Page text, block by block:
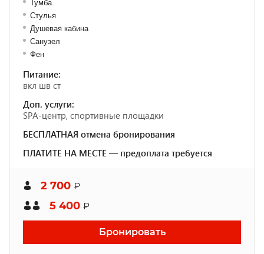
Тумба
Стулья
Душевая кабина
Санузел
Фен
Питание:
вкл шв ст
Доп. услуги:
SPA-центр, спортивные площадки
БЕСПЛАТНАЯ отмена бронирования
ПЛАТИТЕ НА МЕСТЕ — предоплата требуется
2 700 ₽
5 400 ₽
Бронировать